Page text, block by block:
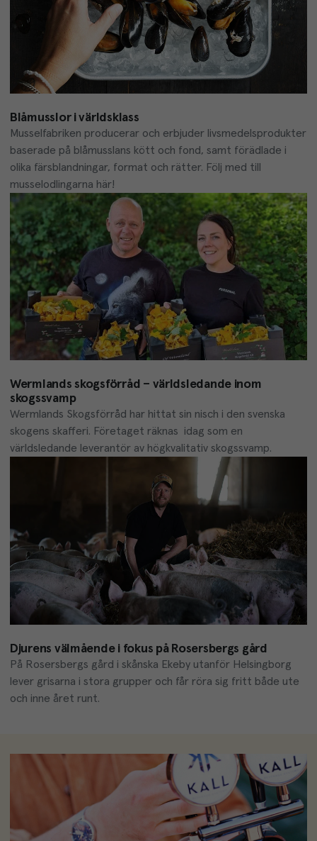
Blåmusslor i världsklass
Musselfabriken producerar och erbjuder livsmedelsprodukter
baserade på blåmusslans kött och fond, samt förädlade i
olika färsblandningar, format och rätter. Följ med till
musselodlingarna här!
Wermlands skogsförråd – världsledande inom
skogssvamp
Wermlands Skogsförråd har hittat sin nisch i den svenska
skogens skafferi. Företaget räknas  idag som en
världsledande leverantör av högkvalitativ skogssvamp.
Djurens välmående i fokus på Rosersbergs gård
På Rosersbergs gård i skånska Ekeby utanför Helsingborg
lever grisarna i stora grupper och får röra sig fritt både ute
och inne året runt.